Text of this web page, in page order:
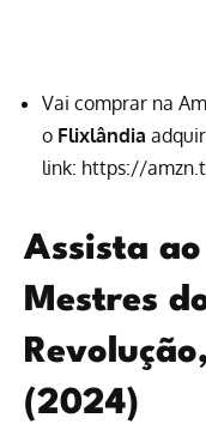
Vai comprar na
o Flixlândia
link: https://
Assista
Mestres
(2024)